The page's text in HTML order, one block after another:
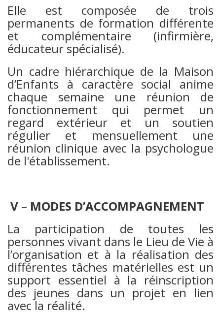
Elle est composée de trois
permanents de formation différente
et complémentaire (infirmière,
éducateur spécialisé).
Un cadre hiérarchique de la Maison
d’Enfants à caractère social anime
chaque semaine une réunion de
fonctionnement qui permet un
regard extérieur et un soutien
régulier et mensuellement une
réunion clinique avec la psychologue
de l'établissement.
V – MODES D’ACCOMPAGNEMENT
La participation de toutes les
personnes vivant dans le Lieu de Vie à
l’organisation et à la réalisation des
différentes tâches matérielles est un
support essentiel à la réinscription
des jeunes dans un projet en lien
avec la réalité.